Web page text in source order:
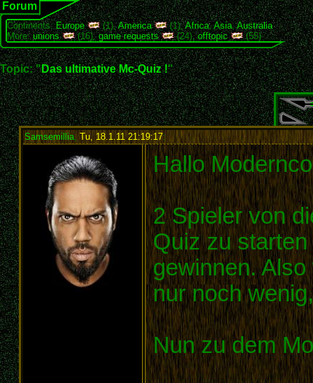
Forum
Continents:Europe (1),America (1),Africa,Asia,Australia
More:unions (16),game requests (24),offtopic (55)
Topic: "Das ultimative Mc-Quiz !"
Samsemillia, Tu, 18.1.11 21:19:17:
Hallo
2 Spieler von
Quiz zu
gewinnen.
nur noch
Nun zu dem